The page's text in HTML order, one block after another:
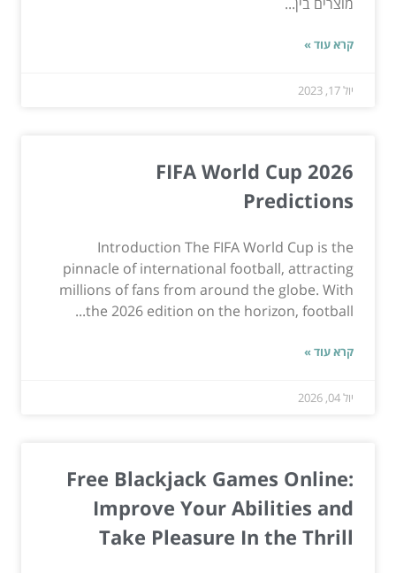
קרא עוד »
יול 17, 2023
FIFA World Cup 2026
Predictions
Introduction The FIFA World Cup is the
pinnacle of international football, attracting
millions of fans from around the globe. With
the 2026 edition on the horizon, football...
קרא עוד »
יול 04, 2026
Free Blackjack Games Online:
Improve Your Abilities and
Take Pleasure In the Thrill